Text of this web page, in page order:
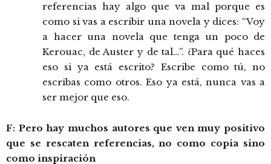
referencias hay algo que va mal porque es
como si vas a escribir una novela y dices: “Voy
a hacer una novela que tenga un poco de
Kerouac, de Auster y de tal…”. ¿Para qué haces
eso si ya está escrito? Escribe como tú, no
escribas como otros. Eso ya está, nunca vas a
ser mejor que eso.
F: Pero hay muchos autores que ven muy positivo
que se rescaten referencias, no como copia sino
como inspiración